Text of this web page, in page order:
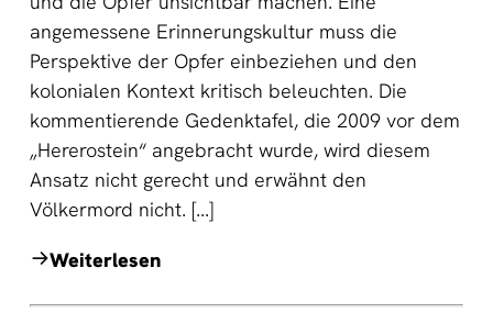
angemessene Erinnerungskultur muss die
Perspektive der Opfer einbeziehen und den
kolonialen Kontext kritisch beleuchten. Die
kommentierende Gedenktafel, die 2009 vor dem
„Hererostein“ angebracht wurde, wird diesem
Ansatz nicht gerecht und erwähnt den
Völkermord nicht. [...]
Weiterlesen